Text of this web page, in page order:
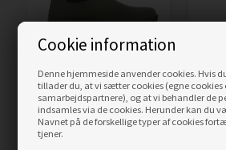
Cookie information
Denne hjemmeside anvender cookies. Hvis
tillader du, at vi sætter cookies (egne cookies
samarbejdspartnere), og at vi behandler de
indsamles via de cookies. Herunder kan du
Navnet på de forskellige typer af cookies
tjener.
Green Comfort Rain
Men gummistøvler, olive
Vejl. pris799,00
560,00
flash